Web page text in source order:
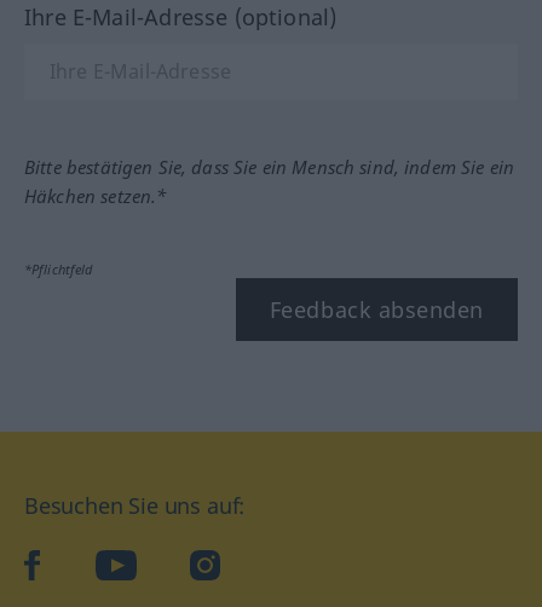
Ihre E-Mail-Adresse (optional)
Bitte bestätigen Sie, dass Sie ein Mensch sind, indem Sie ein
Häkchen setzen.*
*Pflichtfeld
Feedback absenden
Besuchen Sie uns auf:
facebookYouTube Instagram